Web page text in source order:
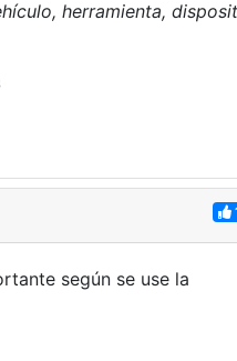
herramienta,
según se use la